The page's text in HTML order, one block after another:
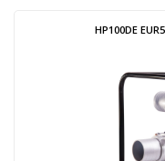
HP100DE